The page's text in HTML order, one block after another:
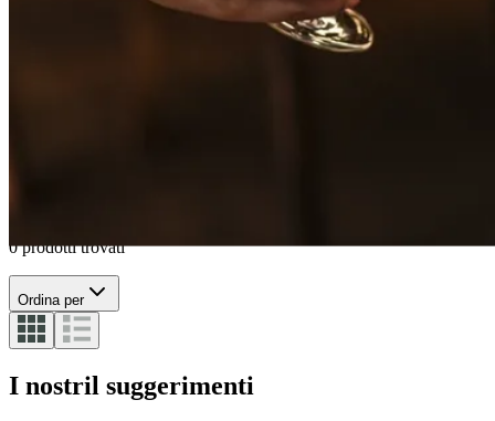
0 prodotti trovati
Ordina per
I nostril suggerimenti